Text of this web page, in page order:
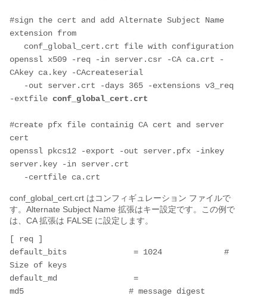
#sign the cert and add Alternate Subject Name
extension from
   conf_global_cert.crt file with configuration
openssl x509 -req -in server.csr -CA ca.crt -
CAkey ca.key -CAcreateserial
-extfile conf_global_cert.crt
#create pfx file containig CA cert and server
cert
openssl pkcs12 -export -out server.pfx -inkey
server.key -in server.crt
   -certfile ca.crt
conf_global_cert.crt はコンフィギュレーション ファイルで
す。Alternate Subject Name 拡張はキー設定です。この例で
は、CA 拡張は FALSE に設定します。
[ req ]
default_bits              = 1024             #
Size of keys
default_md                =
md5                      # message digest